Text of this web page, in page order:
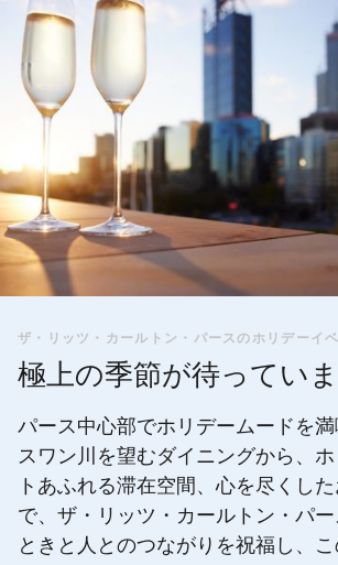
ザ・リッツ・カールトン・パースのホリデーイ
極上の季節が待ってい
パース中心部でホリデームードを満
スワン川を望むダイニングから、
トあふれる滞在空間、心を尽くし
で、ザ・リッツ・カールトン・パ
ときと人とのつながりを祝福し、